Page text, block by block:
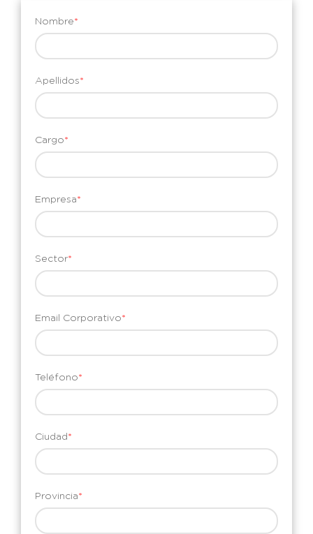
Nombre*
Apellidos*
Cargo*
Empresa*
Sector*
Email Corporativo*
Teléfono*
Ciudad*
Provincia*